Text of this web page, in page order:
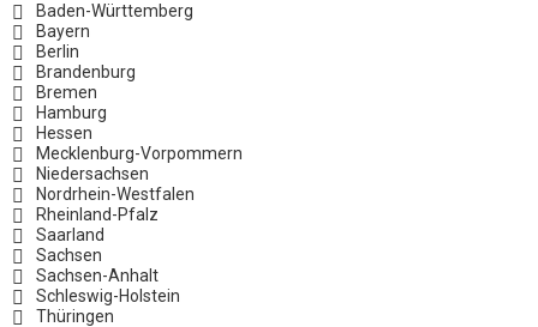
Baden-Württemberg
Bayern
Berlin
Brandenburg
Bremen
Hamburg
Hessen
Mecklenburg-Vorpommern
Niedersachsen
Nordrhein-Westfalen
Rheinland-Pfalz
Saarland
Sachsen
Sachsen-Anhalt
Schleswig-Holstein
Thüringen